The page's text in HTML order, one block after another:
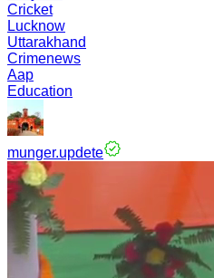
Cricket
Lucknow
Uttarakhand
Crimenews
Aap
Education
munger.updete